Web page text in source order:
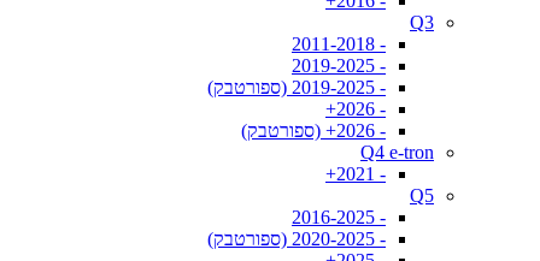
Q3
- 2011-2018
- 2019-2025
- 2019-2025 (ספורטבק)
- 2026+
- 2026+ (ספורטבק)
Q4 e-tron
- 2021+
Q5
- 2016-2025
- 2020-2025 (ספורטבק)